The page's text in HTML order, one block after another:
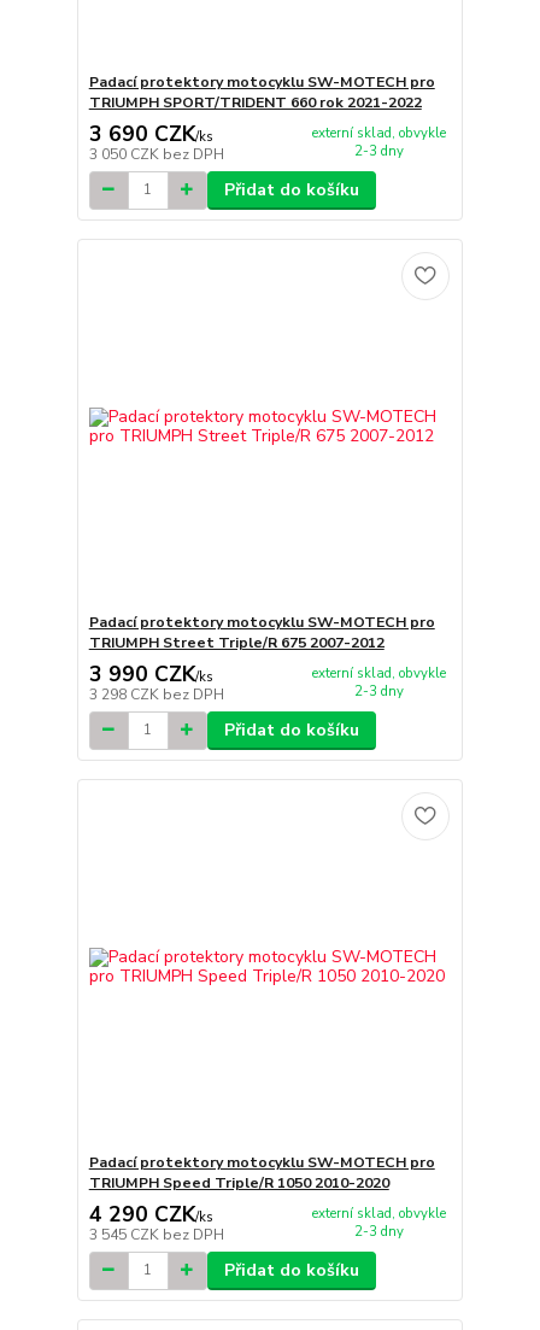
Padací protektory motocyklu SW-MOTECH pro
TRIUMPH SPORT/TRIDENT 660 rok 2021-2022
3 690 CZK/ks
3 050 CZK bez DPH
externí sklad, obvykle
2-3 dny
Přidat do košíku
Padací protektory motocyklu SW-MOTECH pro
TRIUMPH Street Triple/R 675 2007-2012
3 990 CZK/ks
3 298 CZK bez DPH
externí sklad, obvykle
2-3 dny
Přidat do košíku
Padací protektory motocyklu SW-MOTECH pro
TRIUMPH Speed Triple/R 1050 2010-2020
4 290 CZK/ks
3 545 CZK bez DPH
externí sklad, obvykle
2-3 dny
Přidat do košíku